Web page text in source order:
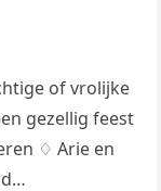
of vrolijke
gezellig feest
♢ Arie en